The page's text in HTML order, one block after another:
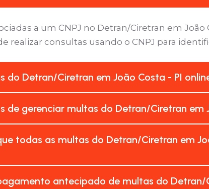
a um CNPJ no Detran/Ciretran em João
realizar consultas usando o CNPJ para
do Detran/Ciretran em João Costa - PI
de gerenciar multas do Detran/Ciretran em
todas as multas do Detran/Ciretran em
antecipado de multas do Detran/